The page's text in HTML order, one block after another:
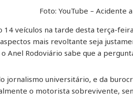
Foto: YouTube – Acidente
14 veículos na tarde desta terça-
aspectos mais revoltante seja
Anel Rodoviário sabe que a
jornalismo universitário, e da
o motorista sobrevivente,